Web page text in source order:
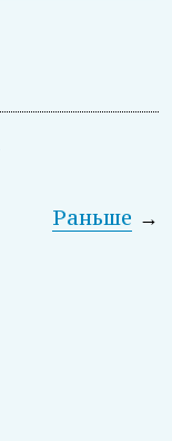
→
Раньше